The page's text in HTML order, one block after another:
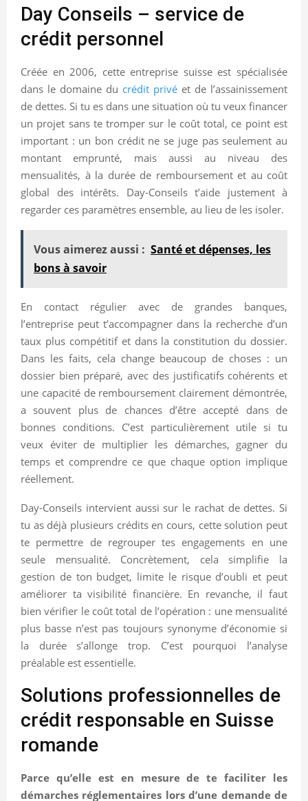
Day Conseils – service de
crédit personnel
Créée en 2006, cette entreprise suisse est spécialisée
dans le domaine du crédit privé et de l’assainissement
de dettes. Si tu es dans une situation où tu veux financer
un projet sans te tromper sur le coût total, ce point est
important : un bon crédit ne se juge pas seulement au
montant emprunté, mais aussi au niveau des
mensualités, à la durée de remboursement et au coût
global des intérêts. Day-Conseils t’aide justement à
regarder ces paramètres ensemble, au lieu de les isoler.
Vous aimerez aussi : Santé et dépenses, les
bons à savoir
En contact régulier avec de grandes banques,
l’entreprise peut t’accompagner dans la recherche d’un
taux plus compétitif et dans la constitution du dossier.
Dans les faits, cela change beaucoup de choses : un
dossier bien préparé, avec des justificatifs cohérents et
une capacité de remboursement clairement démontrée,
a souvent plus de chances d’être accepté dans de
bonnes conditions. C’est particulièrement utile si tu
veux éviter de multiplier les démarches, gagner du
temps et comprendre ce que chaque option implique
réellement.
Day-Conseils intervient aussi sur le rachat de dettes. Si
tu as déjà plusieurs crédits en cours, cette solution peut
te permettre de regrouper tes engagements en une
seule mensualité. Concrètement, cela simplifie la
gestion de ton budget, limite le risque d’oubli et peut
améliorer ta visibilité financière. En revanche, il faut
bien vérifier le coût total de l’opération : une mensualité
plus basse n’est pas toujours synonyme d’économie si
la durée s’allonge trop. C’est pourquoi l’analyse
préalable est essentielle.
Solutions professionnelles de
crédit responsable en Suisse
romande
Parce qu’elle est en mesure de te faciliter les
démarches réglementaires lors d’une demande de